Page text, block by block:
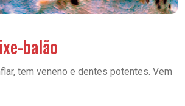
balão
tem veneno e dentes potentes. Vem